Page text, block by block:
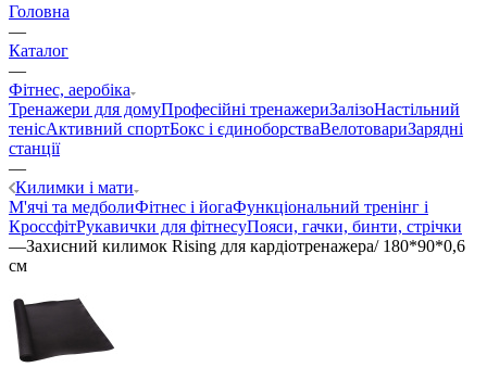
Головна
—
Каталог
—
Фітнес, аеробіка
Тренажери для домуПрофесійні тренажериЗалізоНастільний
тенісАктивний спортБокс і єдиноборстваВелотовариЗарядні
станції
—
Килимки і мати
М'ячі та медболиФітнес і йогаФункціональний тренінг і
КроссфітРукавички для фітнесуПояси, гачки, бинти, стрічки
—Захисний килимок Rising для кардіотренажера/ 180*90*0,6
см